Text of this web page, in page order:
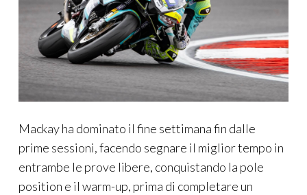
Mackay ha dominato il fine settimana fin dalle
prime sessioni, facendo segnare il miglior tempo in
entrambe le prove libere, conquistando la pole
position e il warm-up, prima di completare un